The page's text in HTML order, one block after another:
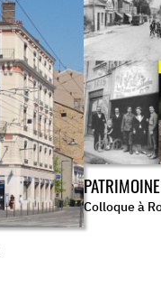
Colloque à